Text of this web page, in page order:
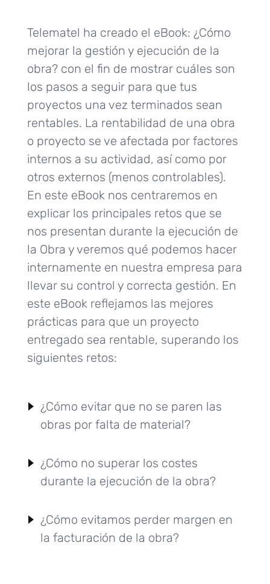
Telematel ha creado el eBook: ¿Cómo
mejorar la gestión y ejecución de la
obra? con el fin de mostrar cuáles son
los pasos a seguir para que tus
proyectos una vez terminados sean
rentables. La rentabilidad de una obra
o proyecto se ve afectada por factores
internos a su actividad, así como por
otros externos (menos controlables).
En este eBook nos centraremos en
explicar los principales retos que se
nos presentan durante la ejecución de
la Obra y veremos qué podemos hacer
internamente en nuestra empresa para
llevar su control y correcta gestión. En
este eBook reflejamos las mejores
prácticas para que un proyecto
entregado sea rentable, superando los
siguientes retos:
¿Cómo evitar que no se paren las
obras por falta de material?
¿Cómo no superar los costes
durante la ejecución de la obra?
¿Cómo evitamos perder margen en
la facturación de la obra?